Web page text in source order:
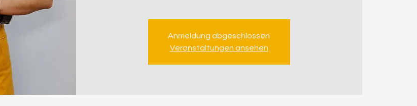
Anmeldung abgeschlossen
Veranstaltungen ansehen